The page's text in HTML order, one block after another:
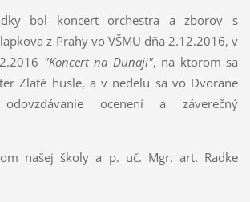
bol koncert orchestra a zborov s
z Prahy vo VŠMU dňa 2.12.2016, v
"Koncert na Dunaji", na ktorom sa
Zlaté husle, a v nedeľu sa vo Dvorane
ocenení a záverečný
našej školy a p. uč. Mgr. art. Radke